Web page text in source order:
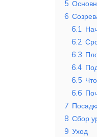
5
6
6.1
6.2
6.3
6.4
6.5
6.6
7
8 Сбор
9 Уход